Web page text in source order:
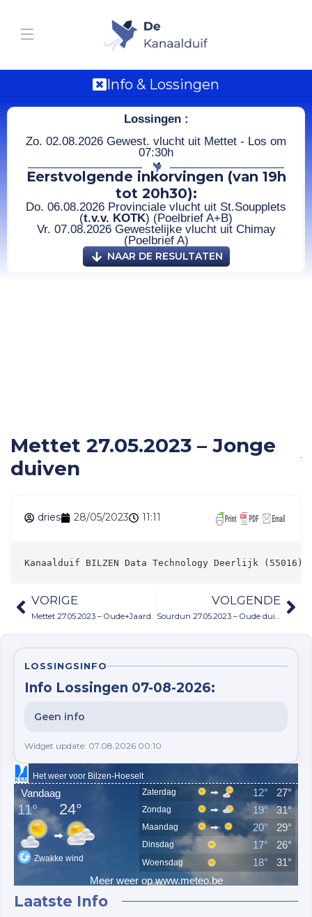
Info & Lossingen
Lossingen :
Zo. 02.08.2026 Gewest. vlucht uit Mettet - Los om
07:30h
Eerstvolgende inkorvingen (van 19h
tot 20h30):
Do. 06.08.2026 Provinciale vlucht uit St.Soupplets
(t.v.v. KOTK) (Poelbrief A+B)
Vr. 07.08.2026 Gewestelijke vlucht uit Chimay
(Poelbrief A)
NAAR DE RESULTATEN
Mettet 27.05.2023 – Jonge
duiven
dries 28/05/2023 11:11
Kanaalduif BILZEN Data Technology Deerlijk
VORIGE
Mettet 27.05.2023 – Oude+Jaard.
VOLGENDE
Sourdun 27.05.2023 – Oude duiven
LOSSINGSINFO
Info Lossingen 07-08-2026:
Geen info
Widget update: 07.08.2026 00:10
Laatste Info